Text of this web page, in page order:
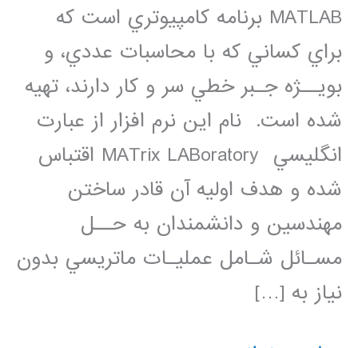
MATLAB برنامه كامپيوتري است كه
براي كساني كه با محاسبات عددي، و
بويــژه جـبر خطي سر و كار دارند، تهيه
شده است. نام اين نرم افزار از عبارت
انگليسي MATrix LABoratory اقتباس
شده و هدف اوليه آن قادر ساختن
مهندسين و دانشمندان به حــل
مسـائل شـامل عمليـات ماتريسي بدون
نياز به […]